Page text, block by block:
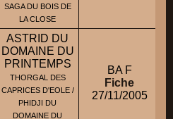
SAGA DU BOIS DE
LA CLOSE
ASTRID DU
DOMAINE DU
PRINTEMPS
THORGAL DES
CAPRICES D'EOLE /
PHIDJI DU
DOMAINE DU
BA F
Fiche
27/11/2005